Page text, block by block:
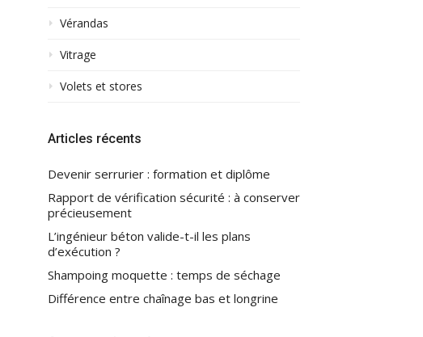
Vérandas
Vitrage
Volets et stores
Articles récents
Devenir serrurier : formation et diplôme
Rapport de vérification sécurité : à conserver
précieusement
L’ingénieur béton valide-t-il les plans
d’exécution ?
Shampoing moquette : temps de séchage
Différence entre chaînage bas et longrine